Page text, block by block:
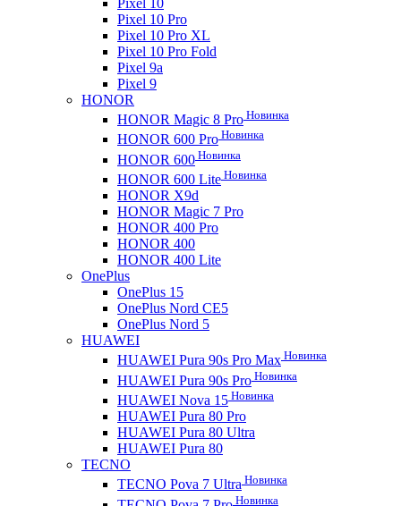
Pixel 10 Pro
Pixel 10 Pro XL
Pixel 10 Pro Fold
Pixel 9a
Pixel 9
HONOR
HONOR Magic 8 Pro Новинка
HONOR 600 Pro Новинка
HONOR 600 Новинка
HONOR 600 Lite Новинка
HONOR X9d
HONOR Magic 7 Pro
HONOR 400 Pro
HONOR 400
HONOR 400 Lite
OnePlus
OnePlus 15
OnePlus Nord CE5
OnePlus Nord 5
HUAWEI
HUAWEI Pura 90s Pro Max Новинка
HUAWEI Pura 90s Pro Новинка
HUAWEI Nova 15 Новинка
HUAWEI Pura 80 Pro
HUAWEI Pura 80 Ultra
HUAWEI Pura 80
TECNO
TECNO Pova 7 Ultra Новинка
Новинка